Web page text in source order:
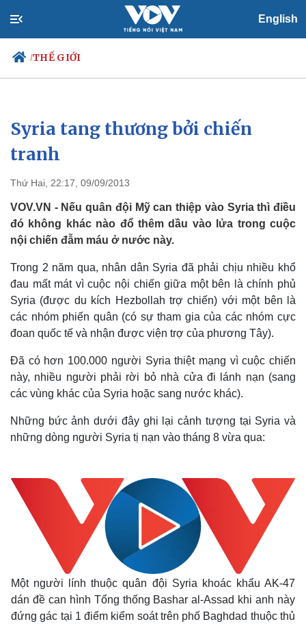
English
/THẾ GIỚI
Chính trị
Tổ chức nhân sự
Nhận diện sự thật
Xã hội
Việc làm
Biển đảo
Syria tang thương bởi chiến
tranh
Thứ Hai, 22:17, 09/09/2013
VOV.VN - Nếu quân đội Mỹ can thiệp vào Syria thì điều
đó không khác nào đổ thêm dầu vào lửa trong cuộc
nội chiến đẫm máu ở nước này.
Trong 2 năm qua, nhân dân Syria đã phải chịu nhiều khổ
đau mất mát vì cuộc nội chiến giữa một bên là chính phủ
Syria (được du kích Hezbollah trợ chiến) với một bên là
các nhóm phiến quân (có sự tham gia của các nhóm cực
đoan quốc tế và nhận được viện trợ của phương Tây).
Đã có hơn 100.000 người Syria thiệt mạng vì cuộc chiến
này, nhiều người phải rời bỏ nhà cửa đi lánh nạn (sang
các vùng khác của Syria hoặc sang nước khác).
Những bức ảnh dưới đây ghi lại cảnh tượng tại Syria và
những dòng người Syria tị nạn vào tháng 8 vừa qua:
Một người lính thuộc quân đội Syria khoác khẩu AK-47
dán đề can hình Tổng thống Bashar al-Assad khi anh này
đứng gác tại 1 điểm kiểm soát trên phố Baghdad thuộc thủ